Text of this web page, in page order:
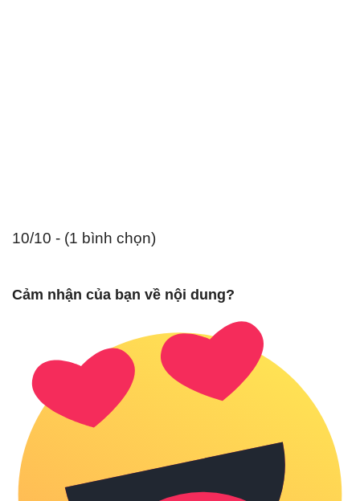
10/10 - (1 bình chọn)
Cảm nhận của bạn về nội dung?